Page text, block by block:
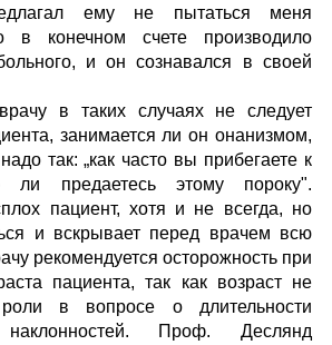
ему не пытаться меня
в конечном счете производило
и он сознавался в своей
в таких случаях не следует
занимается ли он онанизмом,
так: „как часто вы прибегаете к
ли предаетесь этому пороку".
пациент, хотя и не всегда, но
и вскрывает перед врачем всю
рекомендуется осторожность при
пациента, так как возраст не
роли в вопросе о длительности
наклонностей. Проф. Деслянд